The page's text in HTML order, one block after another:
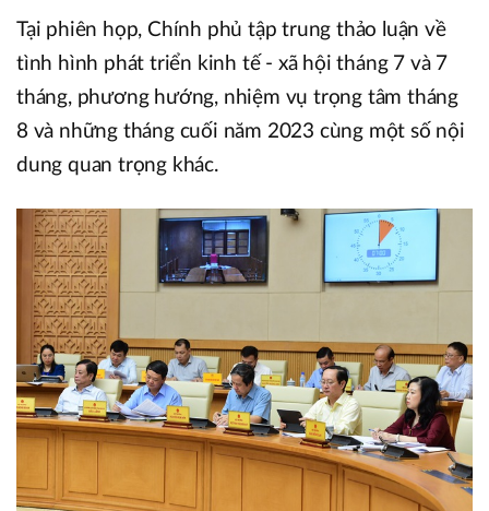
Tại phiên họp, Chính phủ tập trung thảo luận về
tình hình phát triển kinh tế - xã hội tháng 7 và 7
tháng, phương hướng, nhiệm vụ trọng tâm tháng
8 và những tháng cuối năm 2023 cùng một số nội
dung quan trọng khác.